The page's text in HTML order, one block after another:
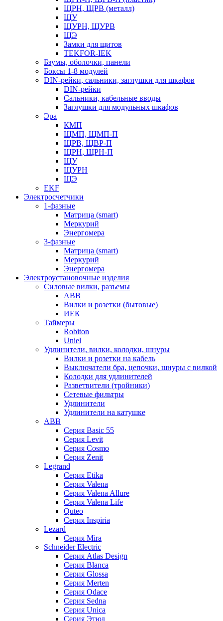
ЩРН, ЩРВ (металл)
ЩУ
ЩУРН, ЩУРВ
ЩЭ
Замки для щитов
TEKFOR-IEK
Бзумы, оболочки, панели
Боксы 1-8 модулей
DIN-рейки, сальники, заглушки для шкафов
DIN-рейки
Сальники, кабельные вводы
Заглушки для модульных шкафов
Эра
КМП
ЩМП, ЩМП-П
ЩРВ, ЩВР-П
ЩРН, ЩРН-П
ЩУ
ЩУРН
ЩЭ
EKF
Электросчетчики
1-фазные
Матрица (smart)
Меркурий
Энергомера
3-фазные
Матрица (smart)
Меркурий
Энергомера
Электроустановочные изделия
Силовые вилки, разъемы
ABB
Вилки и розетки (бытовые)
ИЕК
Таймеры
Robiton
Uniel
Удлинители, вилки, колодки, шнуры
Вилки и розетки на кабель
Выключатели бра, цепочки, шнуры с вилкой
Колодки для удлинителей
Разветвители (тройники)
Сетевые фильтры
Удлинители
Удлинители на катушке
ABB
Серия Basic 55
Серия Levit
Серия Cosmo
Серия Zenit
Legrand
Серия Etika
Серия Valena
Серия Valena Allure
Серия Valena Life
Quteo
Серия Inspiria
Lezard
Серия Mira
Schneider Electric
Серия Atlas Design
Серия Blanca
Серия Glossa
Серия Merten
Серия Odace
Серия Sedna
Серия Unica
Серия Этюд